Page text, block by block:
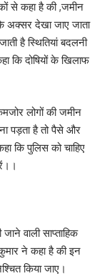
से कहा है की ,जमीन
अक्सर देखा जाए जाता
है स्थितियां बदलनी
कि दोषियों के खिलाफ
लोगों की जमीन
पड़ता है तो पैसे और
कि पुलिस को चाहिए
वाली साप्ताहिक
ने कहा है की इन
किया जाए।